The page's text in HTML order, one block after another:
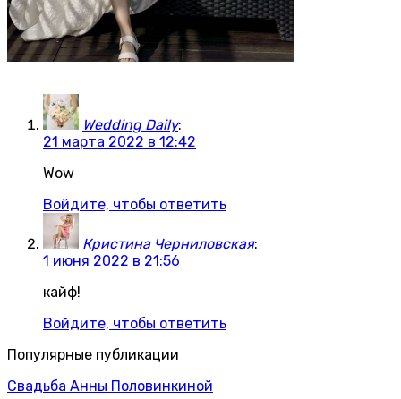
Wedding Daily:
21 марта 2022 в 12:42
Wow
Войдите, чтобы ответить
Кристина Черниловская:
1 июня 2022 в 21:56
кайф!
Войдите, чтобы ответить
Популярные публикации
Свадьба Анны Половинкиной